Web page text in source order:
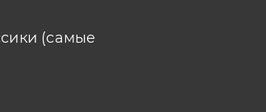
(самые